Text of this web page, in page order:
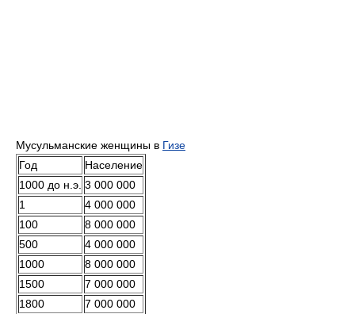
Мусульманские женщины в Гизе
Год
Население
1000 до н.э. 3 000 000
1
4 000 000
100
8 000 000
500
4 000 000
1000
8 000 000
1500
7 000 000
1800
7 000 000